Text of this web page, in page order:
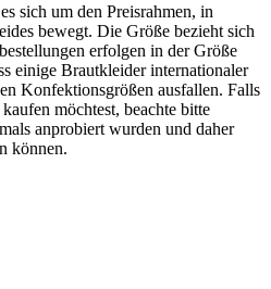
sich um den Preisrahmen, in
bewegt. Die Größe bezieht sich
erfolgen in der Größe
einige Brautkleider internationaler
Konfektionsgrößen ausfallen. Falls
möchtest, beachte bitte
anprobiert wurden und daher
können.